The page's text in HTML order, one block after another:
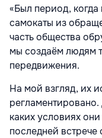
«Был период,
самокаты из
часть общества
мы создаём людям
передвижения.
На мой взгляд, их
каких условиях
последней